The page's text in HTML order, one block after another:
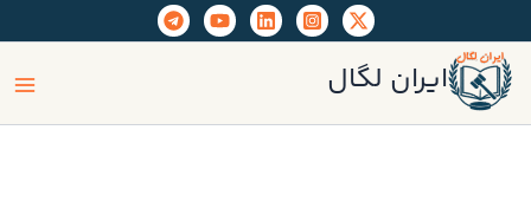
به
محتوا
ایران لگال